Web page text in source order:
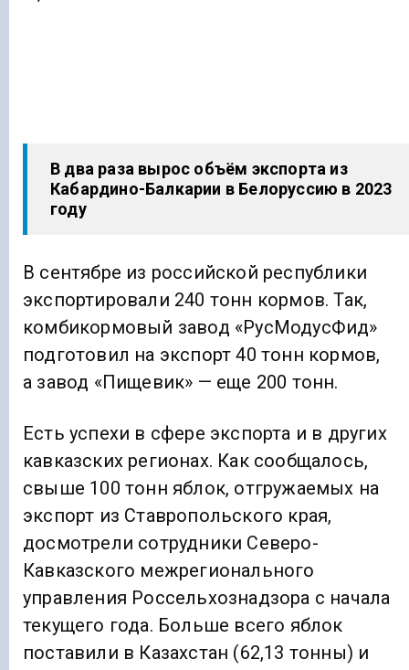
В два раза вырос объём экспорта из
Кабардино-Балкарии в Белоруссию в 2023
году
В сентябре из российской республики
экспортировали 240 тонн кормов. Так,
комбикормовый завод «РусМодусФид»
подготовил на экспорт 40 тонн кормов,
а завод «Пищевик» — еще 200 тонн.
Есть успехи в сфере экспорта и в других
кавказских регионах. Как сообщалось,
свыше 100 тонн яблок, отгружаемых на
экспорт из Ставропольского края,
досмотрели сотрудники Северо-
Кавказского межрегионального
управления Россельхознадзора с начала
текущего года. Больше всего яблок
поставили в Казахстан (62,13 тонны) и